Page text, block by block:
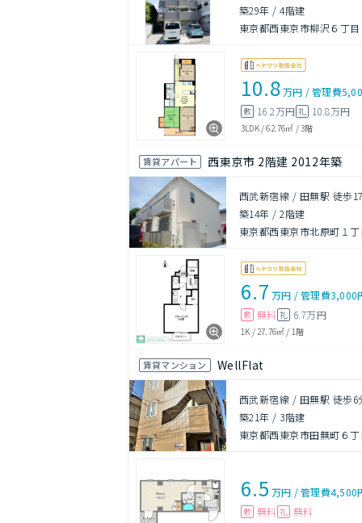
築29年 /4階建
東京都西東京市柳沢６丁目
10.8万円 /管理費
敷 16.2万円 礼 10.8万円
3LDK/62.76㎡ /3階
賃貸アパート 西東京市 2階建 2012年築
西武新宿線 / 田無駅 徒歩
築14年 /2階建
東京都西東京市北原町１丁
6.7 万円 /管理費3,000
敷 無料 礼 6.7万円
1K /27.76㎡ / 1階
賃貸マンション WellFlat
西武新宿線 / 田無駅 徒歩6
築21年 / 3階建
東京都西東京市田無町６
6.5 万円 /管理費4,500
敷 無料 礼 無料